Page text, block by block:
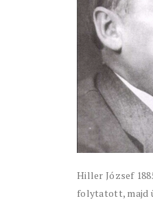
Hiller József
folytatott, majd